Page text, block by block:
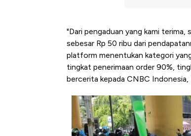
"Dari pengaduan yang kami
sebesar Rp 50 ribu dari
platform menentukan kategori
tingkat penerimaan order 90%,
bercerita kepada CNBC